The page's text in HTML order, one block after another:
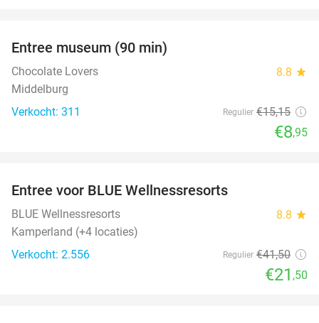
Entree museum (90 min)
Chocolate Lovers 8.8 star
Middelburg
Verkocht: 311
Regulier €15,15
€8,95
Entree voor BLUE Wellnessresorts
BLUE Wellnessresorts 8.8 star
Kamperland (+4 locaties)
Verkocht: 2.556
Regulier €41,50
€21 ,50